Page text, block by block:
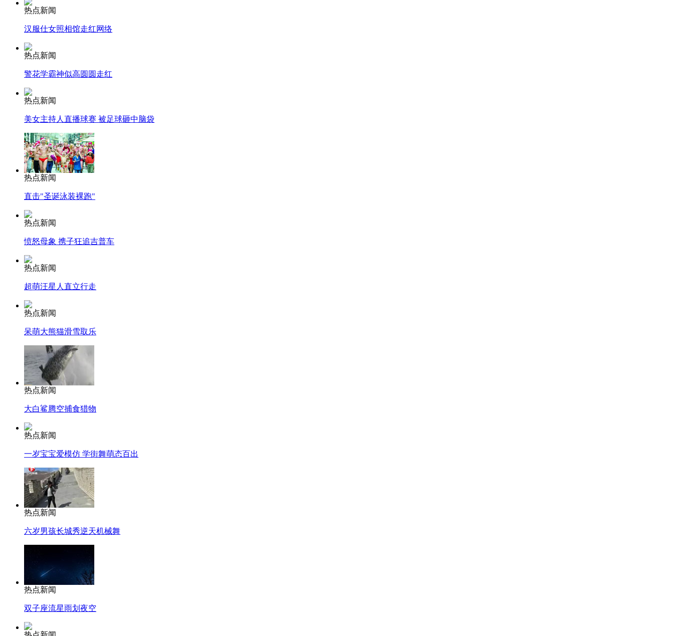
走！跟着总书记去植树
消防员救轻生者 花炮节热闹非凡
纽约上演“枕头大战”
司机酒驾遇交警 急速倒车逃窜
热点新闻
汉服仕女照相馆走红网络
热点新闻
警花学霸神似高圆圆走红
热点新闻
美女主持人直播球赛 被足球砸中脑袋
热点新闻
直击"圣诞泳装裸跑"
热点新闻
愤怒母象 携子狂追吉普车
热点新闻
超萌汪星人直立行走
热点新闻
呆萌大熊猫滑雪取乐
热点新闻
大白鲨腾空捕食猎物
热点新闻
一岁宝宝爱模仿 学街舞萌态百出
热点新闻
六岁男孩长城秀逆天机械舞
热点新闻
双子座流星雨划夜空